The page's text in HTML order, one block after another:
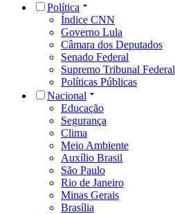
Política
Índice CNN
Governo Lula
Câmara dos Deputados
Senado Federal
Supremo Tribunal Federal
Políticas Públicas
Nacional
Educação
Segurança
Clima
Meio Ambiente
Auxílio Brasil
São Paulo
Rio de Janeiro
Minas Gerais
Brasília